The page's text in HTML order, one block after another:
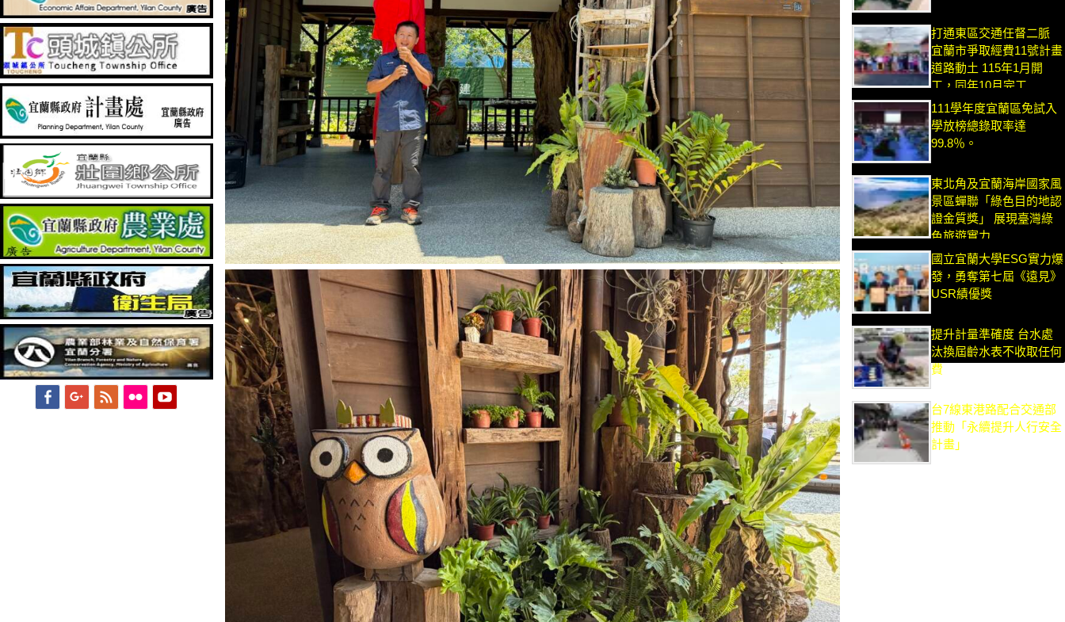
打通東區交通任督二脈
宜蘭市爭取經費11號計畫
道路動土 115年1月開
工，同年10月完工
111學年度宜蘭區免試入
學放榜總錄取率達
99.8％。
東北角及宜蘭海岸國家風
景區蟬聯「綠色目的地認
證金質獎」 展現臺灣綠
色旅遊實力
國立宜蘭大學ESG實力爆
發，勇奪第七屆《遠見》
USR績優獎
提升計量準確度 台水處
汰換屆齡水表不收取任何
費
台7線東港路配合交通部
推動「永續提升人行安全
計畫」
FacebookGoogleplus
Feed Flickr YouTube